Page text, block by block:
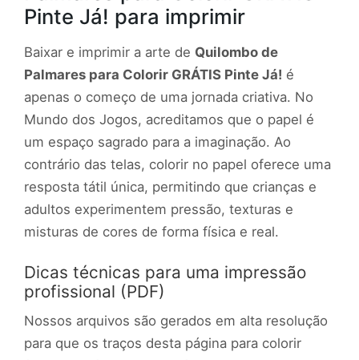
Pinte Já! para imprimir
Baixar e imprimir a arte de Quilombo de
Palmares para Colorir GRÁTIS Pinte Já! é
apenas o começo de uma jornada criativa. No
Mundo dos Jogos, acreditamos que o papel é
um espaço sagrado para a imaginação. Ao
contrário das telas, colorir no papel oferece uma
resposta tátil única, permitindo que crianças e
adultos experimentem pressão, texturas e
misturas de cores de forma física e real.
Dicas técnicas para uma impressão
profissional (PDF)
Nossos arquivos são gerados em alta resolução
para que os traços desta página para colorir